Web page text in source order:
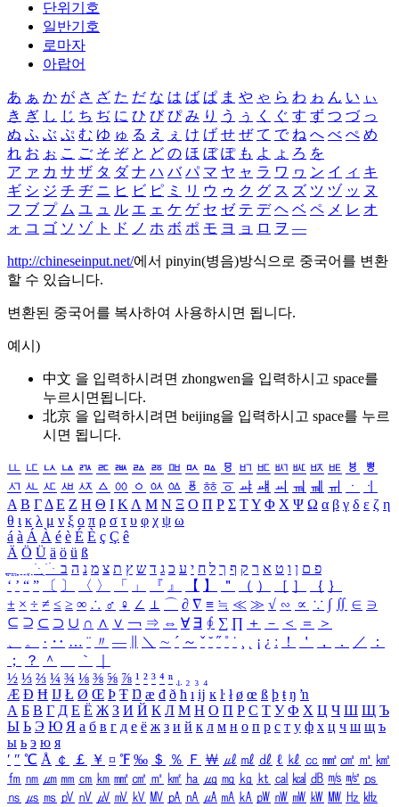
단위기호
일반기호
로마자
아랍어
あ ぁ か が さ ざ た だ な は ば ぱ ま や ゃ ら わ ゎ ん い ぃ
き ぎ し じ ち ぢ に ひ び ぴ み り う ぅ く ぐ す ず つ づ っ
ぬ ふ ぶ ぷ む ゆ ゅ る え ぇ け げ せ ぜ て で ね へ べ ぺ め
れ お ぉ こ ご そ ぞ と ど の ほ ぼ ぽ も よ ょ ろ を
ア ァ カ サ ザ タ ダ ナ ハ バ パ マ ヤ ャ ラ ワ ヮ ン イ ィ キ
ギ シ ジ チ ヂ ニ ヒ ビ ピ ミ リ ウ ゥ ク グ ス ズ ツ ヅ ッ ヌ
フ ブ プ ム ユ ュ ル エ ェ ケ ゲ セ ゼ テ デ ヘ ベ ペ メ レ オ
ォ コ ゴ ソ ゾ ト ド ノ ホ ボ ポ モ ヨ ョ ロ ヲ ―
http://chineseinput.net/에서 pinyin(병음)방식으로 중국어를 변환
할 수 있습니다.
변환된 중국어를 복사하여 사용하시면 됩니다.
예시)
中文 을 입력하시려면 zhongwen을 입력하시고 space를
누르시면됩니다.
北京 을 입력하시려면 beijing을 입력하시고 space를 누르
시면 됩니다.
ㅥ ㅦ ㅧ ㅨ ㅩ ㅪ ㅫ ㅬ ㅭ ㅮ ㅯ ㅰ ㅱ ㅲ ㅳ ㅴ ㅵ ㅶ ㅷ ㅸ
ㅹ
ㅺ ㅻ ㅼ ㅽ ㅾ ㅿ ㆀ ㆁ ㆂ ㆃ ㆄ ㆅ ㆆ ㆇ ㆈ ㆉ ㆊ ㆋ ㆌ ㆍ
ㆎ
Α Β ΓΔ Ε Ζ Η Θ Ι ΚΛ Μ Ν Ξ Ο Π Ρ Σ ΤΥ Φ Χ Ψ Ω α β γ δ ε ζ η
θ ι κ λ μ ν ξ ο π ρ σ τ υ φ χ ψ ω
á à Á À é è É È ç Ç ê
Ä Ö Ü ä ö ü ß
ִֶֹ ֻּ ׁׂ פ ם ן ו ט א ר ק ף ך ל ח י ע כ ג ד ש ץ ת צ מ נ ה ב
‘ ’ “ ” 〔 〕 〈 〉 「 」 『 』 【 】 ＂ （ ） ［ ］ ｛ ｝
± × ÷ ≠ ≤ ≥ ∞ ∴ ♂ ♀ ∠ ⊥ ⌒ ∂ ∇ ≡ ≒ ≪ ≫ √ ∽ ∝ ∵ ∫ ∬ ∈ ∋
⊆ ⊇ ⊂ ⊃ ∪ ∩ ∧ ∨ ￢ ⇒ ⇔ ∀ ∃ ∮ ∑ ∏ ＋ － ＜ ＝
＞
、
。 · ‥ … ¨ 〃 ― ＼ ∼ ´ ～ ˇ ˘ ˝ ˚ ˙ ¸ ¡ ¿ ː ！ ＇ ， ． ／
：
；
？ ＾ ｀
½ ⅓ ⅔ ¼ ¾ ⅛ ⅜ ⅝ ⅞ ¹ ² ³ ⁴ ⁿ ₁ ₂ ₃ ₄
Æ Ð Ħ Ĳ Ł Ø Œ Þ Ŧ Ŋ æ đ ð ħ ı ĳ ĸ ŀ ł ø œ ß þ ŧ ŋ ŉ
А Б В Г Д Е Ё Ж З И Й К Л М Н О П Р С Т У Ф Х Ц Ч Ш Щ Ъ
Ы Ь Э Ю Я а б в г д е ё ж з и й к л м н о п р с т у ф х ц ч ш щ ъ
ы ь э ю я
′ ″ ℃ Å ￠ ￡ ￥ ¤ ℉ ‰ ＄ ％ Ｆ ￦ ㎕ ㎖ ㎗ ℓ ㎘ ㏄ ㎣ ㎤ ㎥ ㎦
㎙ ㎚ ㎛ ㎜ ㎝ ㎞ ㎟ ㎠ ㎡ ㎢ ㏊ ㎍ ㎎ ㎏ ㏏ ㎈ ㎉ ㏈ ㎧ ㎨ ㎰
㎱ ㎲ ㎳ ㎴ ㎵ ㎶ ㎷ ㎸ ㎹ ㎀ ㎁ ㎂ ㎃ ㎄ ㎺ ㎻ ㎽ ㎾ ㎿ ㎐ ㎑